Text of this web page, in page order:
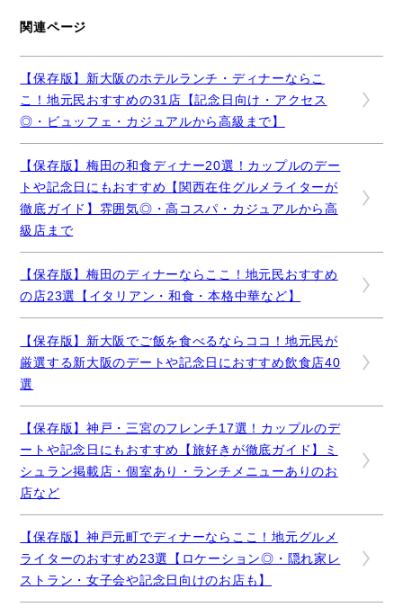
関連ページ
【保存版】新大阪のホテルランチ・ディナーならこ
こ！地元民おすすめの31店【記念日向け・アクセス
◎・ビュッフェ・カジュアルから高級まで】
【保存版】梅田の和食ディナー20選！カップルのデー
トや記念日にもおすすめ【関西在住グルメライターが
徹底ガイド】雰囲気◎・高コスパ・カジュアルから高
級店まで
【保存版】梅田のディナーならここ！地元民おすすめ
の店23選【イタリアン・和食・本格中華など】
【保存版】新大阪でご飯を食べるならココ！地元民が
厳選する新大阪のデートや記念日におすすめ飲食店40
選
【保存版】神戸・三宮のフレンチ17選！カップルのデ
ートや記念日にもおすすめ【旅好きが徹底ガイド】ミ
シュラン掲載店・個室あり・ランチメニューありのお
店など
【保存版】神戸元町でディナーならここ！地元グルメ
ライターのおすすめ23選【ロケーション◎・隠れ家レ
ストラン・女子会や記念日向けのお店も】